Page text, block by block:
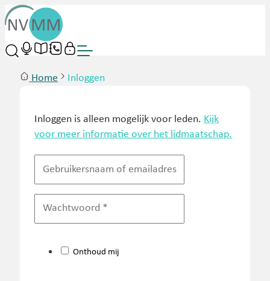
Home Inloggen
Inloggen is alleen mogelijk voor leden. Kijk
voor meer informatie over het lidmaatschap.
Onthoud mij